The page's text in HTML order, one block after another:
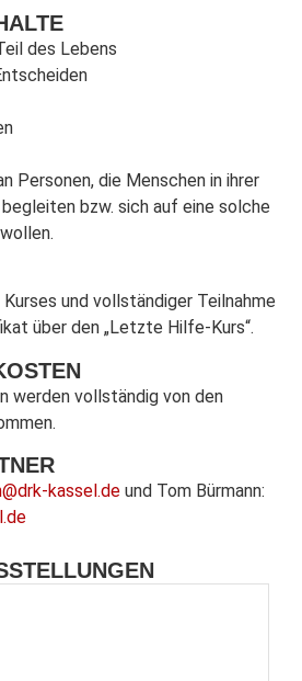
des Lebens
Personen, die Menschen in ihrer
bzw. sich auf eine solche
und vollständiger Teilnahme
über den „Letzte Hilfe-Kurs“.
werden vollständig von den
kassel.de und Tom Bürmann: